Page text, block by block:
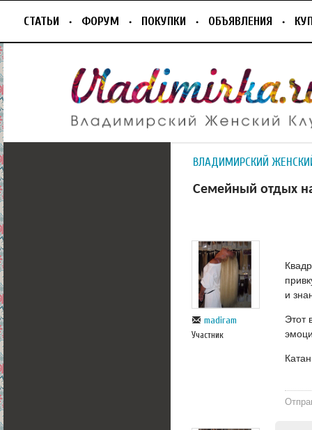
СТАТЬИ ФОРУМ ПОКУПКИ ОБЪЯВЛЕНИЯ
ВЛАДИМИРСКИЙ
Семейный отдых
madiram
Участник
и
Этот